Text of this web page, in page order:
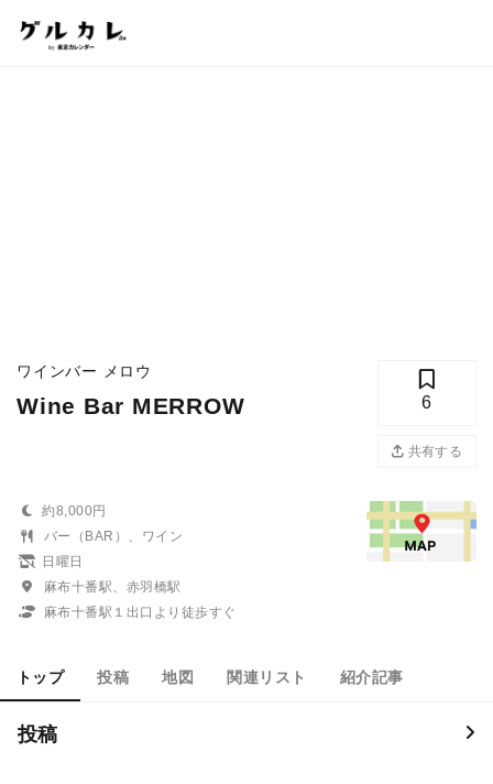
ワインバー メロウ
Wine Bar MERROW 6
共有する
約8,000円
バー（BAR）、ワイン
日曜日
麻布十番駅、赤羽橋駅
麻布十番駅１出口より徒歩すぐ
トップ 投稿 地図 関連リスト 紹介記事
投稿